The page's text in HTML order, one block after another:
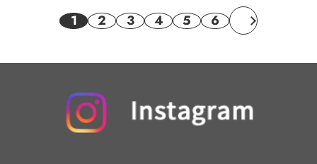
1 2 3 4 5 6